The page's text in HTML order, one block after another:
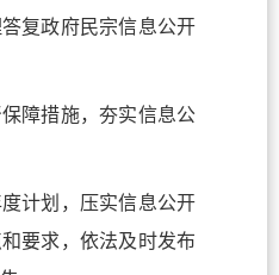
复政府民宗信息公开
保障措施，夯实信息公
计划，压实信息公开
要求，依法及时发布